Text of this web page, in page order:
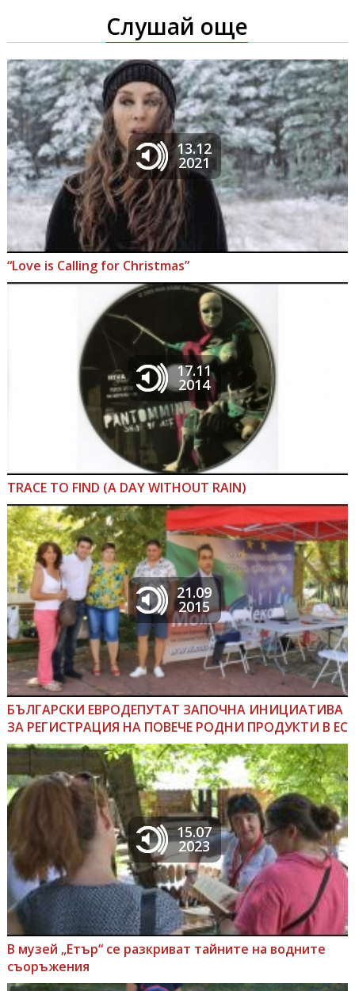
Слушай още
13.12
2021
“Love is Calling for Christmas”
17.11
2014
TRACE TO FIND (A DAY WITHOUT RAIN)
21.09
2015
БЪЛГАРСКИ ЕВРОДЕПУТАТ ЗАПОЧНА ИНИЦИАТИВА
ЗА РЕГИСТРАЦИЯ НА ПОВЕЧЕ РОДНИ ПРОДУКТИ В ЕС
15.07
2023
В музей „Етър“ се разкриват тайните на водните
съоръжения